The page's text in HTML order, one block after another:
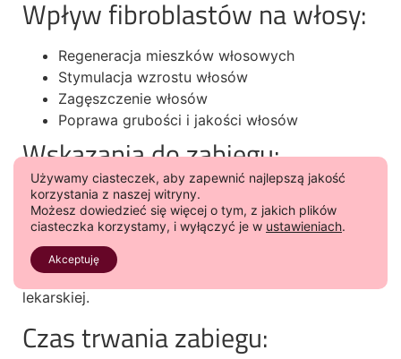
Wpływ fibroblastów na włosy:
Regeneracja mieszków włosowych
Stymulacja wzrostu włosów
Zagęszczenie włosów
Poprawa grubości i jakości włosów
Wskazania do zabiegu:
Łysienie androgenowe, łysienie telogenowe
Przygotowanie do zabiegu:
Zabieg wymaga wcześniejszej kwalifikacji
lekarskiej.
Czas trwania zabiegu:
Używamy ciasteczek, aby zapewnić najlepszą jakość
korzystania z naszej witryny.
Możesz dowiedzieć się więcej o tym, z jakich plików
ciasteczka korzystamy, i wyłączyć je w ustawieniach.
Akceptuję